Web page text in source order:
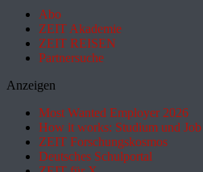
Abo
ZEIT Akademie
ZEIT REISEN
Partnersuche
Anzeigen
Most Wanted Employer 2026
How it works: Studium und Job
ZEIT Forschungskosmos
Deutsches Schulportal